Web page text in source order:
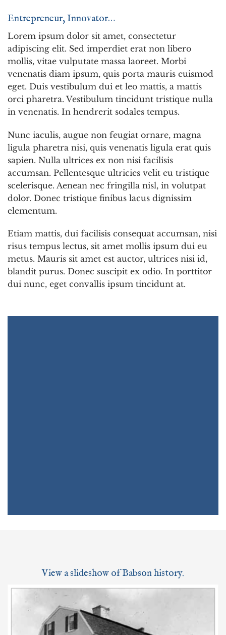
Entrepreneur, Innovator…
Lorem ipsum dolor sit amet, consectetur
adipiscing elit. Sed imperdiet erat non libero
mollis, vitae vulputate massa laoreet. Morbi
venenatis diam ipsum, quis porta mauris euismod
eget. Duis vestibulum dui et leo mattis, a mattis
orci pharetra. Vestibulum tincidunt tristique nulla
in venenatis. In hendrerit sodales tempus.
Nunc iaculis, augue non feugiat ornare, magna
ligula pharetra nisi, quis venenatis ligula erat quis
sapien. Nulla ultrices ex non nisi facilisis
accumsan. Pellentesque ultricies velit eu tristique
scelerisque. Aenean nec fringilla nisl, in volutpat
dolor. Donec tristique finibus lacus dignissim
elementum.
Etiam mattis, dui facilisis consequat accumsan, nisi
risus tempus lectus, sit amet mollis ipsum dui eu
metus. Mauris sit amet est auctor, ultrices nisi id,
blandit purus. Donec suscipit ex odio. In porttitor
dui nunc, eget convallis ipsum tincidunt at.
View a slideshow of Babson history.